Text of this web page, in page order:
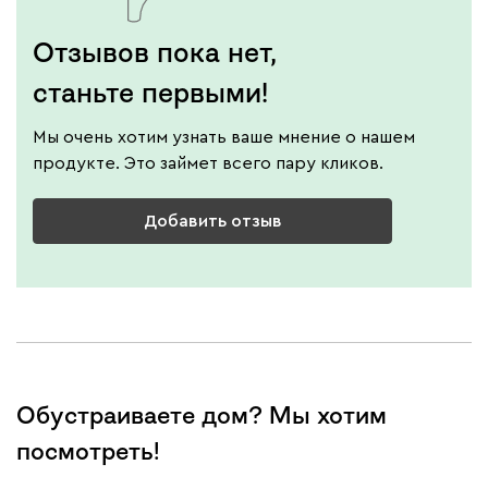
Отзывов пока нет,
станьте первыми!
Мы очень хотим узнать ваше мнение о нашем
продукте. Это займет всего пару кликов.
Добавить отзыв
Обустраиваете дом? Мы хотим
посмотреть!